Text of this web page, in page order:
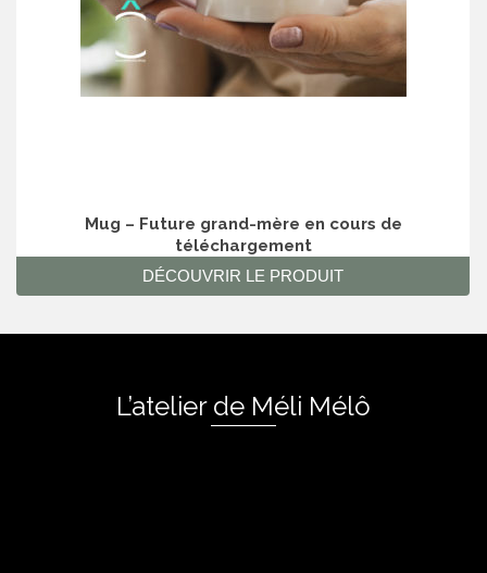
Mug – Future grand-mère en cours de
téléchargement
DÉCOUVRIR LE PRODUIT
L’atelier de Méli Mélô